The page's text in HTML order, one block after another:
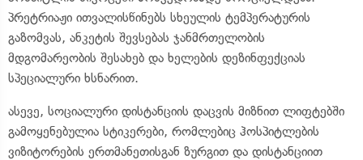
პრეტრიაჟი ითვალისწინებს სხეულის ტემპერატურის
გაზომვას, ანკეტის შევსებას ჯანმრთელობის
მდგომარეობის შესახებ და ხელების დეზინფექციას
სპეციალური ხსნარით.
ასევე, სოციალური დისტანციის დაცვის მიზნით ლიფტებში
გამოყენებულია სტიკერები, რომლებიც ჰოსპიტლების
ვიზიტორების ერთმანეთისგან ზურგით და დისტანციით